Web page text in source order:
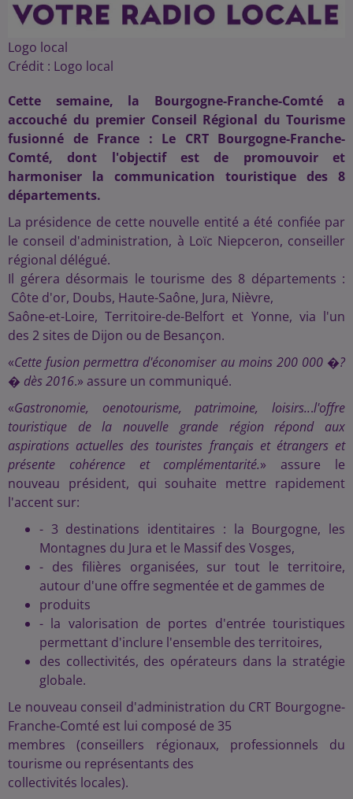
Logo local
Crédit : Logo local
Cette semaine, la Bourgogne-Franche-Comté a
accouché du premier Conseil Régional du Tourisme
fusionné de France : Le CRT Bourgogne-Franche-
Comté, dont l'objectif est de promouvoir et
harmoniser la communication touristique des 8
départements.
La présidence de cette nouvelle entité a été confiée par
le conseil d'administration, à Loïc Niepceron, conseiller
régional délégué.
Il gérera désormais le tourisme des 8 départements :
Côte d'or, Doubs, Haute-Saône, Jura, Nièvre,
Saône-et-Loire, Territoire-de-Belfort et Yonne, via l'un
des 2 sites de Dijon ou de Besançon.
«Cette fusion permettra d'économiser au moins 200 000 �?
� dès 2016.» assure un communiqué.
«Gastronomie, oenotourisme, patrimoine, loisirs...l'offre
touristique de la nouvelle grande région répond aux
aspirations actuelles des touristes français et étrangers et
présente cohérence et complémentarité.» assure le
nouveau président, qui souhaite mettre rapidement
l'accent sur:
- 3 destinations identitaires : la Bourgogne, les
Montagnes du Jura et le Massif des Vosges,
- des filières organisées, sur tout le territoire,
autour d'une offre segmentée et de gammes de
produits
- la valorisation de portes d'entrée touristiques
permettant d'inclure l'ensemble des territoires,
des collectivités, des opérateurs dans la stratégie
globale.
Le nouveau conseil d'administration du CRT Bourgogne-
Franche-Comté est lui composé de 35
membres (conseillers régionaux, professionnels du
tourisme ou représentants des
collectivités locales).